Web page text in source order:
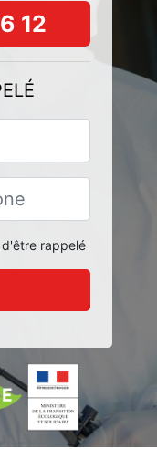
12
rappelé